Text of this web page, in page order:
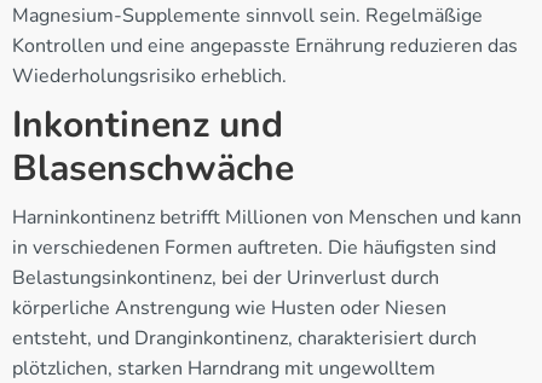
Magnesium-Supplemente sinnvoll sein. Regelmäßige
Kontrollen und eine angepasste Ernährung reduzieren das
Wiederholungsrisiko erheblich.
Inkontinenz und
Blasenschwäche
Harninkontinenz betrifft Millionen von Menschen und kann
in verschiedenen Formen auftreten. Die häufigsten sind
Belastungsinkontinenz, bei der Urinverlust durch
körperliche Anstrengung wie Husten oder Niesen
entsteht, und Dranginkontinenz, charakterisiert durch
plötzlichen, starken Harndrang mit ungewolltem